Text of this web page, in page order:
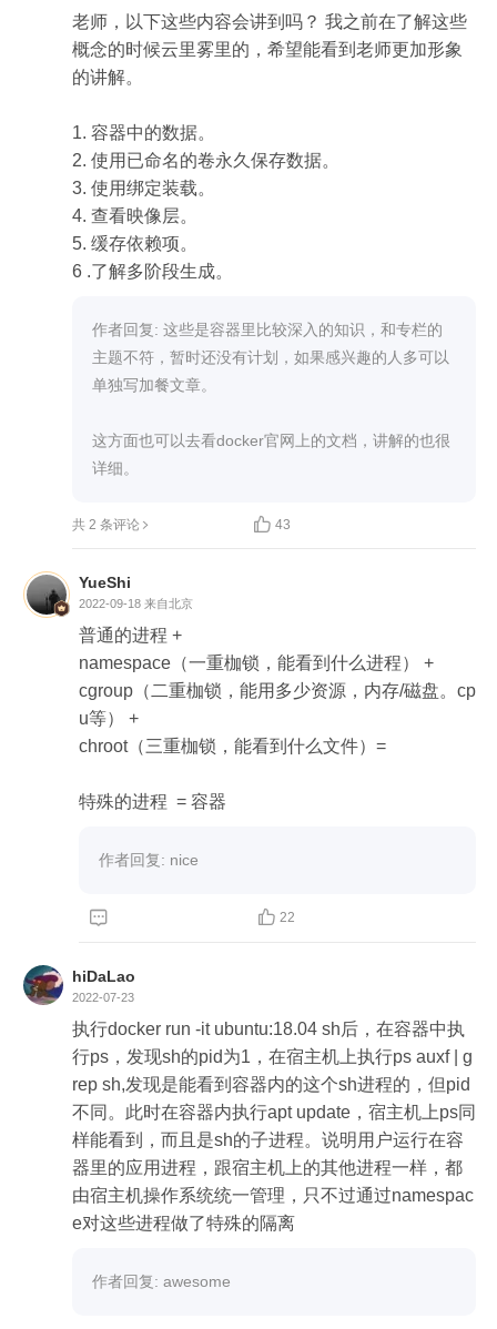
这条命令意思是启动一个 sh 进程，并且把 /home/c
entos/rootfs 作为 sh 进程的根目录
此时执行命令：/bin/ls /
已经变成了主机上的 /home/centos/rootfs 目录。这
样就实现了当前进程与主机的隔离
Namespace
Namespace 是 Linux 内核的一项功能，该功能对内
核资源进行隔离，使得容器中的进程都可以在单独
空间的资源。Namespace 可以隔离进程 ID、主机
名、用户 ID、文件名、网络访问和进程间通信等相
关资源。
Docker 主要用到以下五种命名空间。
等。
mnt namespace：文件系统挂载点隔离。
ipc namespace：信号量,消息队列和共享内存的隔
离。
uts namespace：主机名和域名的隔离。
Cgroups
进程的资源使用情况（CPU、内存、磁盘 I/O、网络
等）。在容器的实现中，Cgroups 通常用来限制容
联合文件系统，又叫 UnionFS，是一种通过创建文
件层进程操作的文件系统，因此，联合文件系统非
常轻快。Docker 使用联合文件系统为容器提供构建
层，使得容器可以实现写时复制以及镜像的分层构
建和存储。常用的联合文件系统有 AUFS、Overlay
和 Devicemapper 等。
老师，以下这些内容会讲到吗？ 我之前在了解这些
概念的时候云里雾里的，希望能看到老师更加形象
的讲解。
1. 容器中的数据。
2. 使用已命名的卷永久保存数据。
3. 使用绑定装载。
4. 查看映像层。
5. 缓存依赖项。
6 .了解多阶段生成。
作者回复: 这些是容器里比较深入的知识，和专栏的
主题不符，暂时还没有计划，如果感兴趣的人多可以
单独写加餐文章。
这方面也可以去看docker官网上的文档，讲解的也很
详细。
共 2 条评论  43
YueShi
2022-09-18 来自北京
普通的进程 +
namespace（一重枷锁，能看到什么进程） +
cgroup（二重枷锁，能用多少资源，内存/磁盘。cp
u等） +
chroot（三重枷锁，能看到什么文件）=
特殊的进程  = 容器
作者回复: nice
  22
hiDaLao
2022-07-23
执行docker run -it ubuntu:18.04 sh后，在容器中执
行ps，发现sh的pid为1，在宿主机上执行ps auxf | g
rep sh,发现是能看到容器内的这个sh进程的，但pid
不同。此时在容器内执行apt update，宿主机上ps同
样能看到，而且是sh的子进程。说明用户运行在容
器里的应用进程，跟宿主机上的其他进程一样，都
由宿主机操作系统统一管理，只不过通过namespac
e对这些进程做了特殊的隔离
作者回复: awesome